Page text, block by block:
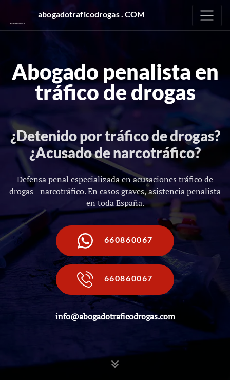
abogadotraficodrogas . COM
Abogado penalista en
tráfico de drogas
¿Detenido por tráfico de drogas?
¿Acusado de narcotráfico?
Defensa penal especializada en acusaciones tráfico de
drogas - narcotráfico. En casos graves, asistencia penalista
en toda España.
660860067
660860067
info@abogadotraficodrogas.com